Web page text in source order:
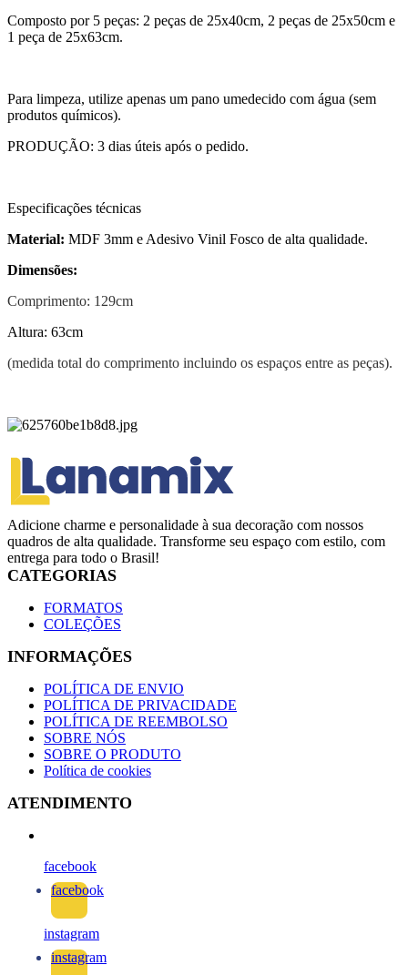
Composto por 5 peças: 2 peças de 25x40cm, 2 peças de 25x50cm e
1 peça de 25x63cm.
Para limpeza, utilize apenas um pano umedecido com água (sem
produtos químicos).
PRODUÇÃO: 3 dias úteis após o pedido.
Especificações técnicas
Material: MDF 3mm e Adesivo Vinil Fosco de alta qualidade.
Dimensões:
Comprimento: 129cm
Altura: 63cm
(medida total do comprimento incluindo os espaços entre as peças).
Adicione charme e personalidade à sua decoração com nossos
quadros de alta qualidade. Transforme seu espaço com estilo, com
entrega para todo o Brasil!
CATEGORIAS
FORMATOS
COLEÇÕES
INFORMAÇÕES
POLÍTICA DE ENVIO
POLÍTICA DE PRIVACIDADE
POLÍTICA DE REEMBOLSO
SOBRE NÓS
SOBRE O PRODUTO
Política de cookies
ATENDIMENTO
facebook
facebook
instagram
instagram